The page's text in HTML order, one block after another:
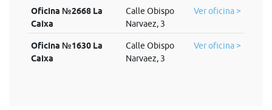
Oficina №2668 La
Caixa
Calle Obispo
Narvaez, 3
Ver oficina >
Oficina №1630 La
Caixa
Calle Obispo
Narvaez, 3
Ver oficina >